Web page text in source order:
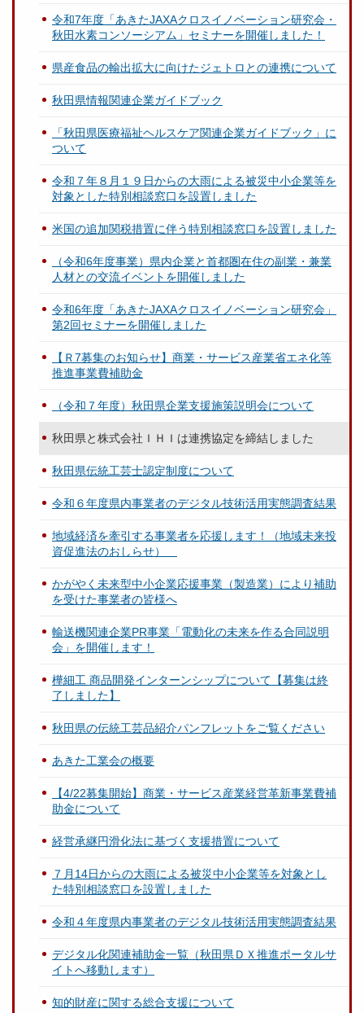
令和7年度「あきたJAXAクロスイノベーション研究会・
秋田水素コンソーシアム」セミナーを開催しました！
県産食品の輸出拡大に向けたジェトロとの連携について
秋田県情報関連企業ガイドブック
「秋田県医療福祉ヘルスケア関連企業ガイドブック」に
ついて
令和７年８月１９日からの大雨による被災中小企業等を
対象とした特別相談窓口を設置しました
米国の追加関税措置に伴う特別相談窓口を設置しました
（令和6年度事業）県内企業と首都圏在住の副業・兼業
人材との交流イベントを開催しました
令和6年度「あきたJAXAクロスイノベーション研究会」
第2回セミナーを開催しました
【Ｒ7募集のお知らせ】商業・サービス産業省エネ化等
推進事業費補助金
（令和７年度）秋田県企業支援施策説明会について
秋田県と株式会社ＩＨＩは連携協定を締結しました
秋田県伝統工芸士認定制度について
令和６年度県内事業者のデジタル技術活用実態調査結果
地域経済を牽引する事業者を応援します！（地域未来投
資促進法のおしらせ）
かがやく未来型中小企業応援事業（製造業）により補助
を受けた事業者の皆様へ
輸送機関連企業PR事業「電動化の未来を作る合同説明
会」を開催します！
樺細工 商品開発インターンシップについて【募集は終
了しました】
秋田県の伝統工芸品紹介パンフレットをご覧ください
あきた工業会の概要
【4/22募集開始】商業・サービス産業経営革新事業費補
助金について
経営承継円滑化法に基づく支援措置について
７月14日からの大雨による被災中小企業等を対象とし
た特別相談窓口を設置しました
令和４年度県内事業者のデジタル技術活用実態調査結果
デジタル化関連補助金一覧（秋田県ＤＸ推進ポータルサ
イトへ移動します）
知的財産に関する総合支援について